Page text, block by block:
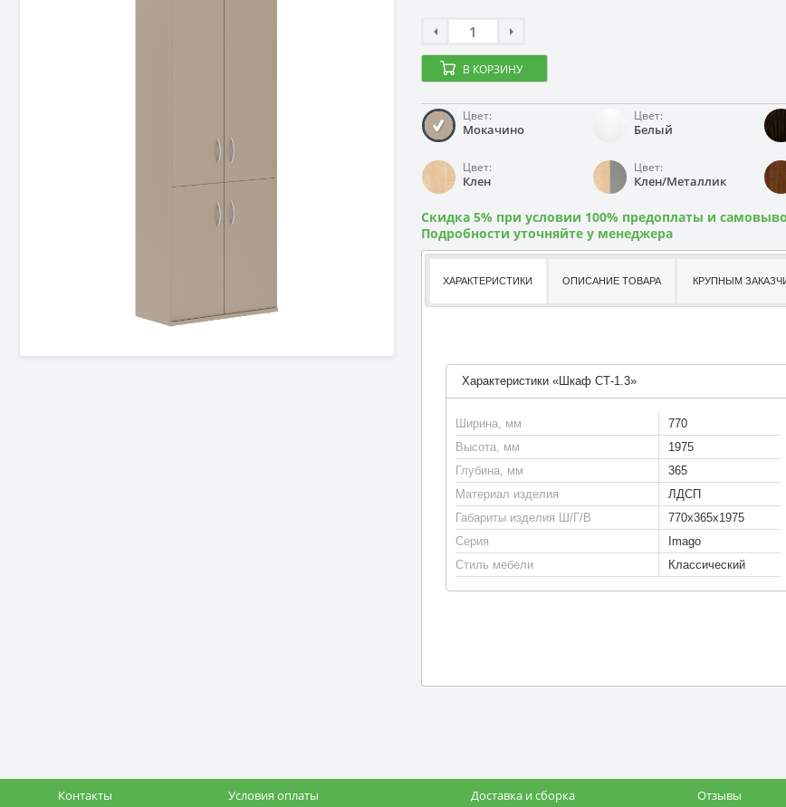
В КОРЗИНУ
Цвет:
Мокачино
Цвет:
Белый
Цвет:
Клен
Цвет:
Клен/Металлик
Скидка 5% при условии 100% предоплаты и
Подробности уточняйте у менеджера
ХАРАКТЕРИСТИКИ ОПИСАНИЕ ТОВАРА КРУПНЫМ
Характеристики «Шкаф СТ-1.3»
Ширина, мм
770
Высота, мм
1975
Глубина, мм
365
Материал изделия
ЛДСП
Габариты изделия Ш/Г/В
770х365х1975
Серия
Imago
Стиль мебели
Классический
Контакты Условия оплаты Доставка и сборка Отзывы